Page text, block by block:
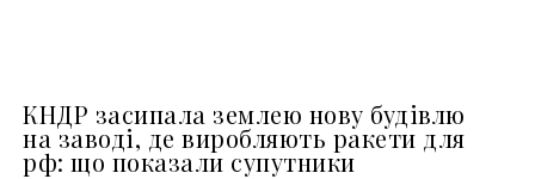
КНДР засипала землею нову будівлю
на заводі, де виробляють ракети для
рф: що показали супутники